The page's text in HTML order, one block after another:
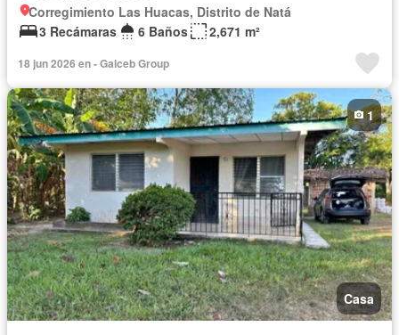
Corregimiento Las Huacas, Distrito de Natá
3 Recámaras
6 Baños 2,671 m²
18 jun 2026 en - Galceb Group
Casa
1